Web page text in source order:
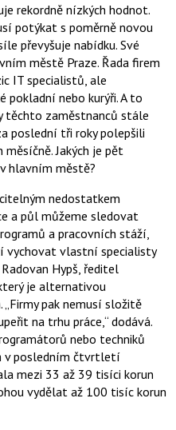
rekordně nízkých hodnot.
potýkat s poměrně novou
převyšuje nabídku. Své
městě Praze. Řada firem
IT specialistů, ale
nebo kurýři. A to
těchto zaměstnanců stále
poslední tři roky polepšili
Jakých je pět
hlavním městě?
nedostatkem
a půl můžeme sledovat
a pracovních stáží,
vychovat vlastní specialisty
Hypš, ředitel
je alternativou
pak nemusí složitě
na trhu práce,“ dodává.
nebo techniků
v posledním čtvrtletí
mezi 33 až 39 tisíci korun
vydělat až 100 tisíc korun